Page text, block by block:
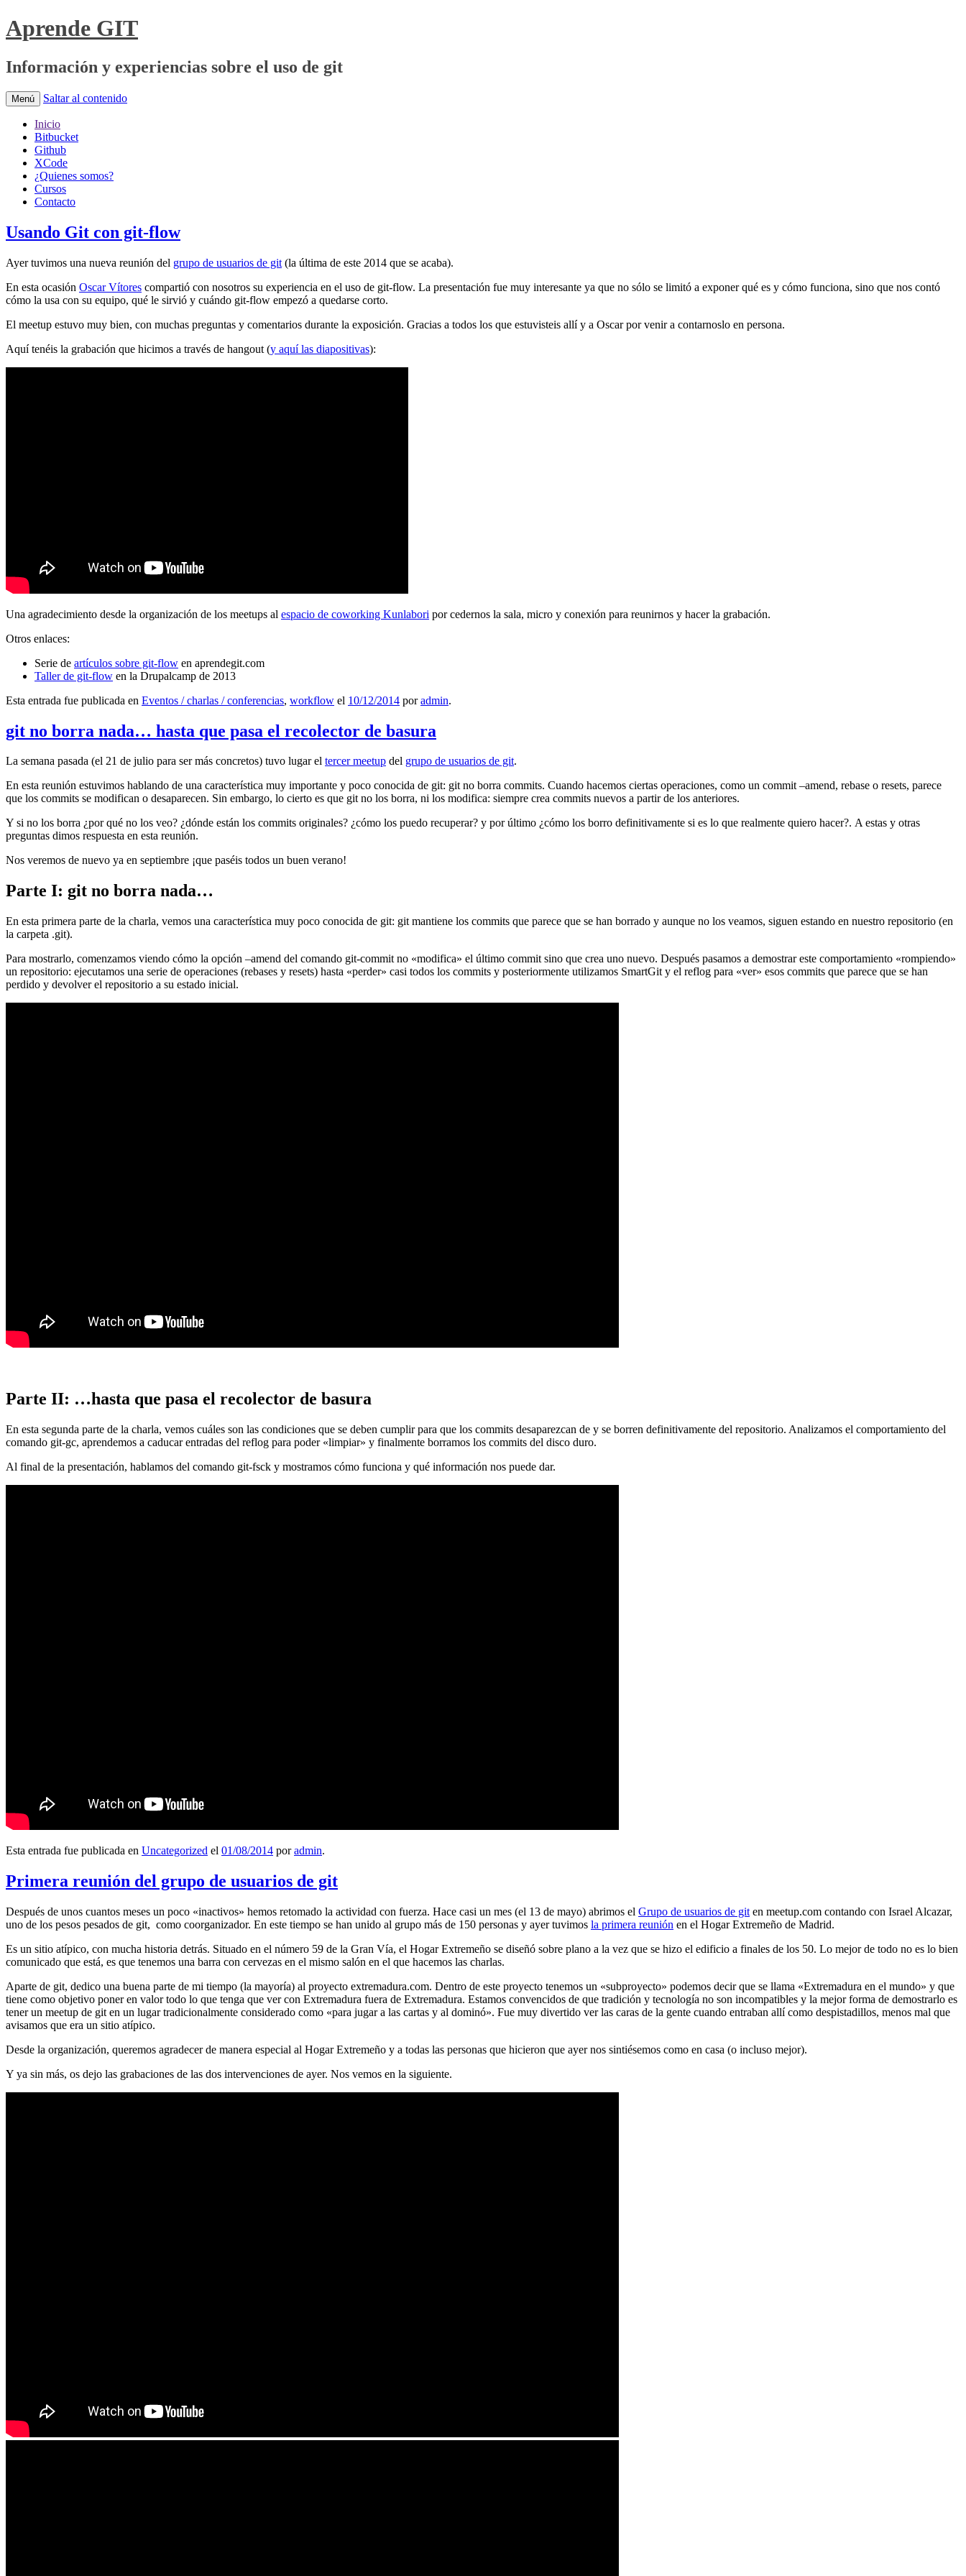
Aprende GIT
Información y experiencias sobre el uso de git
Menú Saltar al contenido
Inicio
Bitbucket
Github
XCode
¿Quienes somos?
Cursos
Contacto
Usando Git con git-flow
Ayer tuvimos una nueva reunión del grupo de usuarios de git (la última de este 2014 que se acaba).
En esta ocasión Oscar Vítores compartió con nosotros su experiencia en el uso de git-flow. La presentación fue muy interesante ya que no sólo se limitó a exponer qué es y cómo funciona, sino que nos contó
cómo la usa con su equipo, qué le sirvió y cuándo git-flow empezó a quedarse corto.
El meetup estuvo muy bien, con muchas preguntas y comentarios durante la exposición. Gracias a todos los que estuvisteis allí y a Oscar por venir a contarnoslo en persona.
Aquí tenéis la grabación que hicimos a través de hangout (y aquí las diapositivas):
Una agradecimiento desde la organización de los meetups al espacio de coworking Kunlabori por cedernos la sala, micro y conexión para reunirnos y hacer la grabación.
Otros enlaces:
Serie de artículos sobre git-flow en aprendegit.com
Taller de git-flow en la Drupalcamp de 2013
Esta entrada fue publicada en Eventos / charlas / conferencias, workflow el 10/12/2014 poradmin.
git no borra nada… hasta que pasa el recolector de basura
La semana pasada (el 21 de julio para ser más concretos) tuvo lugar el tercer meetup del grupo de usuarios de git.
En esta reunión estuvimos hablando de una característica muy importante y poco conocida de git: git no borra commits. Cuando hacemos ciertas operaciones, como un commit –amend, rebase o resets, parece
que los commits se modifican o desaparecen. Sin embargo, lo cierto es que git no los borra, ni los modifica: siempre crea commits nuevos a partir de los anteriores.
Y si no los borra ¿por qué no los veo? ¿dónde están los commits originales? ¿cómo los puedo recuperar? y por último ¿cómo los borro definitivamente si es lo que realmente quiero hacer?. A estas y otras
preguntas dimos respuesta en esta reunión.
Nos veremos de nuevo ya en septiembre ¡que paséis todos un buen verano!
Parte I: git no borra nada…
En esta primera parte de la charla, vemos una característica muy poco conocida de git: git mantiene los commits que parece que se han borrado y aunque no los veamos, siguen estando en nuestro repositorio (en
la carpeta .git).
Para mostrarlo, comenzamos viendo cómo la opción –amend del comando git-commit no «modifica» el último commit sino que crea uno nuevo. Después pasamos a demostrar este comportamiento «rompiendo»
un repositorio: ejecutamos una serie de operaciones (rebases y resets) hasta «perder» casi todos los commits y posteriormente utilizamos SmartGit y el reflog para «ver» esos commits que parece que se han
perdido y devolver el repositorio a su estado inicial.
Parte II: …hasta que pasa el recolector de basura
En esta segunda parte de la charla, vemos cuáles son las condiciones que se deben cumplir para que los commits desaparezcan de y se borren definitivamente del repositorio. Analizamos el comportamiento del
comando git-gc, aprendemos a caducar entradas del reflog para poder «limpiar» y finalmente borramos los commits del disco duro.
Al final de la presentación, hablamos del comando git-fsck y mostramos cómo funciona y qué información nos puede dar.
Esta entrada fue publicada en Uncategorized el 01/08/2014 poradmin.
Primera reunión del grupo de usuarios de git
Después de unos cuantos meses un poco «inactivos» hemos retomado la actividad con fuerza. Hace casi un mes (el 13 de mayo) abrimos el Grupo de usuarios de git en meetup.com contando con Israel Alcazar,
uno de los pesos pesados de git, como coorganizador. En este tiempo se han unido al grupo más de 150 personas y ayer tuvimos la primera reunión en el Hogar Extremeño de Madrid.
Es un sitio atípico, con mucha historia detrás. Situado en el número 59 de la Gran Vía, el Hogar Extremeño se diseñó sobre plano a la vez que se hizo el edificio a finales de los 50. Lo mejor de todo no es lo bien
comunicado que está, es que tenemos una barra con cervezas en el mismo salón en el que hacemos las charlas.
Aparte de git, dedico una buena parte de mi tiempo (la mayoría) al proyecto extremadura.com. Dentro de este proyecto tenemos un «subproyecto» podemos decir que se llama «Extremadura en el mundo» y que
tiene como objetivo poner en valor todo lo que tenga que ver con Extremadura fuera de Extremadura. Estamos convencidos de que tradición y tecnología no son incompatibles y la mejor forma de demostrarlo es
tener un meetup de git en un lugar tradicionalmente considerado como «para jugar a las cartas y al dominó». Fue muy divertido ver las caras de la gente cuando entraban allí como despistadillos, menos mal que
avisamos que era un sitio atípico.
Desde la organización, queremos agradecer de manera especial al Hogar Extremeño y a todas las personas que hicieron que ayer nos sintiésemos como en casa (o incluso mejor).
Y ya sin más, os dejo las grabaciones de las dos intervenciones de ayer. Nos vemos en la siguiente.